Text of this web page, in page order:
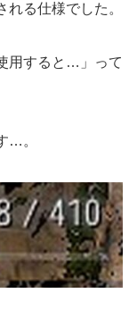
る仕様でした。
用すると…」って
…。